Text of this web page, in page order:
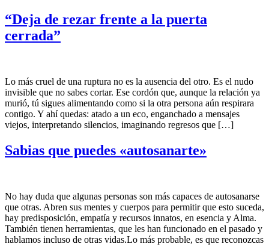
“Deja de rezar frente a la puerta
cerrada”
Lo más cruel de una ruptura no es la ausencia del otro. Es el nudo
invisible que no sabes cortar. Ese cordón que, aunque la relación ya
murió, tú sigues alimentando como si la otra persona aún respirara
contigo. Y ahí quedas: atado a un eco, enganchado a mensajes
viejos, interpretando silencios, imaginando regresos que […]
Sabias que puedes «autosanarte»
No hay duda que algunas personas son más capaces de autosanarse
que otras. Abren sus mentes y cuerpos para permitir que esto suceda,
hay predisposición, empatía y recursos innatos, en esencia y Alma.
También tienen herramientas, que les han funcionado en el pasado y
hablamos incluso de otras vidas.Lo más probable, es que reconozcas